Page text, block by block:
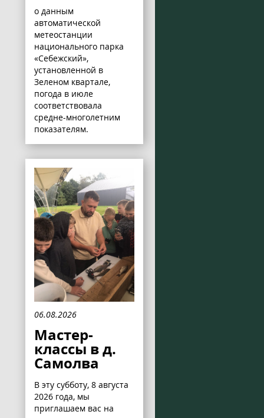
о данным
автоматической
метеостанции
национального парка
«Себежский»,
установленной в
Зеленом квартале,
погода в июле
соответствовала
средне-многолетним
показателям.
06.08.2026
Мастер-
классы в д.
Самолва
В эту субботу, 8 августа
2026 года, мы
приглашаем вас на